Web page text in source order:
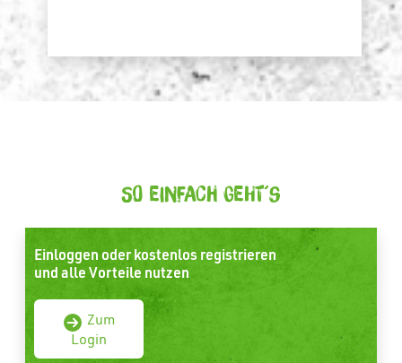
So einfach geht´s
Einloggen oder kostenlos registrieren
und alle Vorteile nutzen
Zum
Login